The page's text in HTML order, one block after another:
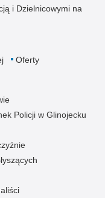
i Dzielnicowymi na
Oferty
Policji w Glinojecku